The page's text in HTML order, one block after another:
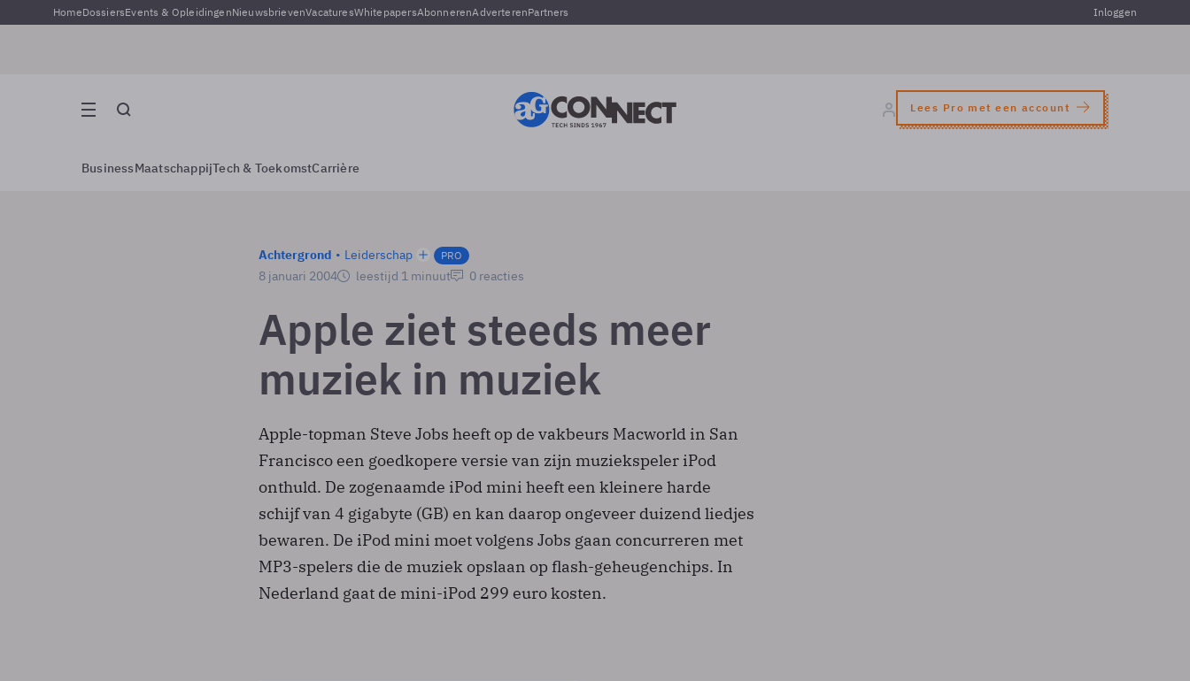
HomeDossiersEvents & OpleidingenNieuwsbrievenVacaturesWhitepapersAbonnerenAdverterenPartners Inloggen
Lees Pro met een account
BusinessMaatschappijTech & ToekomstCarrière
Achtergrond Leiderschap PRO
8 januari 2004 leestijd 1 minuut 0 reacties
Apple ziet steeds meer
muziek in muziek
Apple-topman Steve Jobs heeft op de vakbeurs Macworld in San
Francisco een goedkopere versie van zijn muziekspeler iPod
onthuld. De zogenaamde iPod mini heeft een kleinere harde
schijf van 4 gigabyte (GB) en kan daarop ongeveer duizend liedjes
bewaren. De iPod mini moet volgens Jobs gaan concurreren met
MP3-spelers die de muziek opslaan op flash-geheugenchips. In
Nederland gaat de mini-iPod 299 euro kosten.